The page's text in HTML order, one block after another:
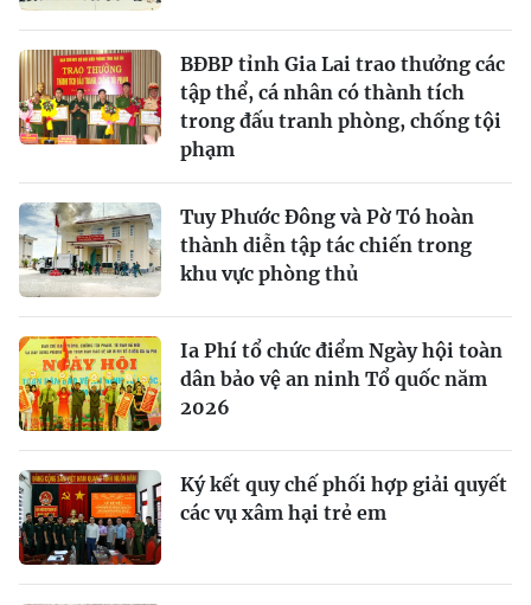
BĐBP tỉnh Gia Lai trao thưởng các
tập thể, cá nhân có thành tích
trong đấu tranh phòng, chống tội
phạm
Tuy Phước Đông và Pờ Tó hoàn
thành diễn tập tác chiến trong
khu vực phòng thủ
Ia Phí tổ chức điểm Ngày hội toàn
dân bảo vệ an ninh Tổ quốc năm
2026
Ký kết quy chế phối hợp giải quyết
các vụ xâm hại trẻ em